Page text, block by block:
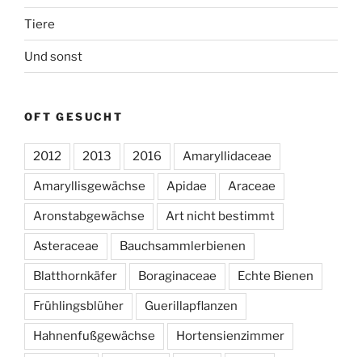
Tiere
Und sonst
OFT GESUCHT
2012 2013 2016 Amaryllidaceae
Amaryllisgewächse Apidae Araceae
Aronstabgewächse Art nicht bestimmt
Asteraceae Bauchsammlerbienen
Blatthornkäfer Boraginaceae Echte Bienen
Frühlingsblüher Guerillapflanzen
Hahnenfußgewächse Hortensienzimmer